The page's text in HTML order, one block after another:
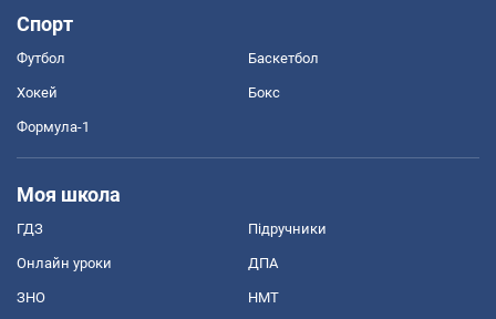
Спорт
Футбол Баскетбол
Хокей Бокс
Формула-1
Моя школа
ГДЗ Підручники
Онлайн уроки ДПА
ЗНО НМТ